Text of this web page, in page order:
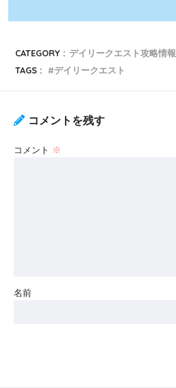
CATEGORY : デイリークエスト攻略情報
TAGS :
デイリークエスト
コメントを残す
コメント ※
名前